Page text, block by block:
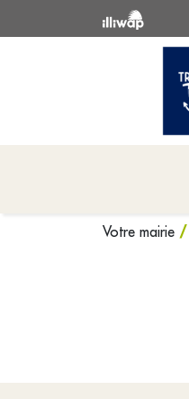
Votre mairie /